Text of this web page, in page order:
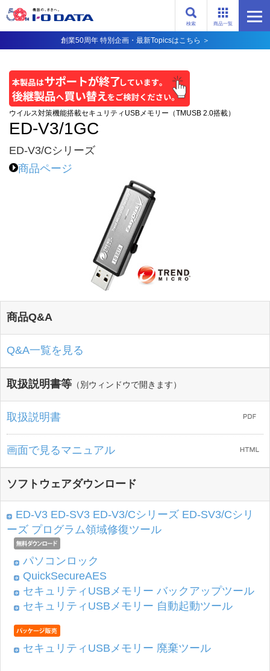
商品一覧
検索
創業50周年 特別企画・最新Topicsはこちら ＞
ウイルス対策機能搭載セキュリティUSBメモリー（TMUSB 2.0搭載）
ED-V3/1GC
ED-V3/Cシリーズ
商品ページ
商品Q&A
Q&A一覧を見る
取扱説明書等 （別ウィンドウで開きます）
取扱説明書
画面で見るマニュアル
ソフトウェアダウンロード
ED-V3 ED-SV3 ED-V3/Cシリーズ ED-SV3/Cシリ
ーズ プログラム領域修復ツール
パソコンロック
QuickSecureAES
セキュリティUSBメモリー バックアップツール
セキュリティUSBメモリー 自動起動ツール
セキュリティUSBメモリー 廃棄ツール